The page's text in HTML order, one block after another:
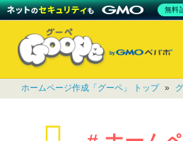
ホームページ作成「グーペ」 トップ »
無料